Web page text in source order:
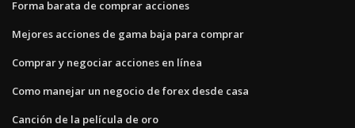
Forma barata de comprar acciones
Mejores acciones de gama baja para comprar
Comprar y negociar acciones en línea
Como manejar un negocio de forex desde casa
Canción de la película de oro